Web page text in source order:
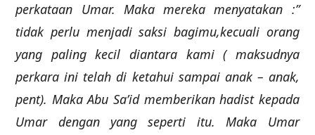
perkataan Umar. Maka mereka menyatakan :”
tidak perlu menjadi saksi bagimu,kecuali orang
yang paling kecil diantara kami ( maksudnya
perkara ini telah di ketahui sampai anak – anak,
pent). Maka Abu Sa’id memberikan hadist kepada
Umar dengan yang seperti itu. Maka Umar